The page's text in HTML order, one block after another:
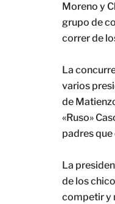
Moreno y
grupo de
correr de
La
varios
de
«Ruso»
padres
La
de los
competir y